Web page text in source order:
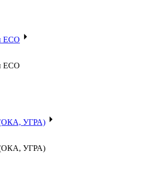
ECO
ECO
УГРА)
УГРА)